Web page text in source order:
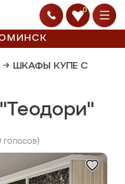
0
→ ШКАФЫ КУПЕ С
голосов)